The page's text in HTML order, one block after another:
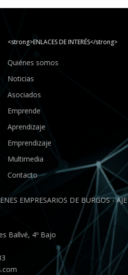
<strong>ENLACES DE INTERÉS</strong>
Quiénes somos
Noticias
Asociados
Emprende
Aprendizaje
Emprendizaje
Multimedia
Contacto
EMPRESARIOS DE BURGOS - AJE
Ballvé, 4º Bajo